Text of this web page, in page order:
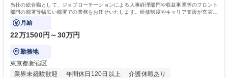
当社の総合職として、ジョブローテーションによる人事経理部門や収益事業等のフロント
部門の部署等幅広い部署での業務をお任せいたします。研修制度やキャリア支援が充実し
ております！ ※下記業務詳細
月給
22万1500円～30万円
勤務地
東京都新宿区
業界未経験歓迎
年間休日120日以上
介護休暇あり